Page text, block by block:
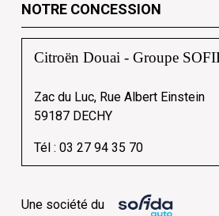
NOTRE CONCESSION
Citroën Douai - Groupe
Zac du Luc, Rue Albert Einstein
59187 DECHY
Tél :03 27 94 35 70
Une société du